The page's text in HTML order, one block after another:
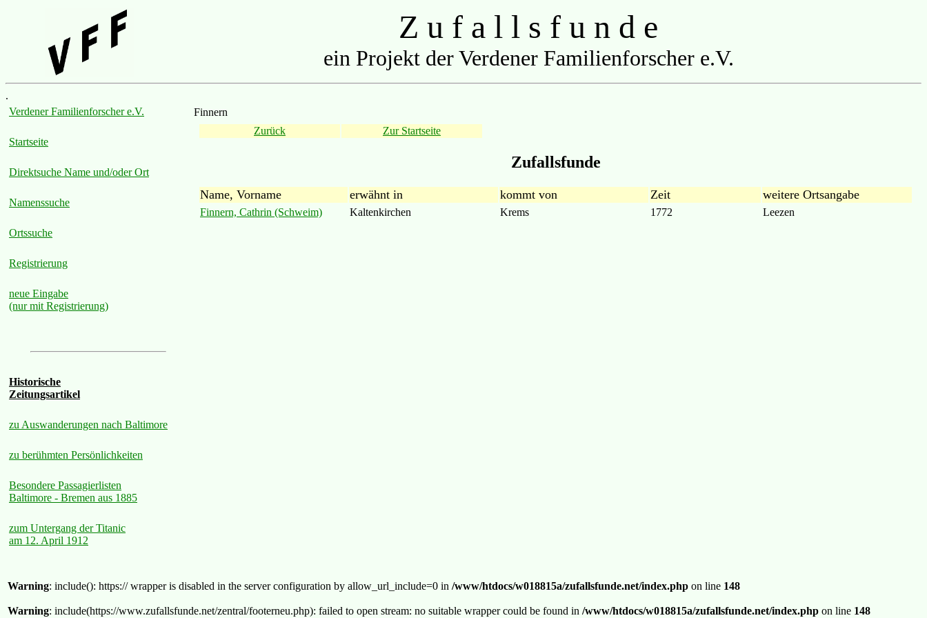
Z u f a l l s f u n d e
ein Projekt der Verdener Familienforscher e.V.
.
Verdener Familienforscher e.V.
Startseite
Direktsuche Name und/oder Ort
Namenssuche
Ortssuche
Registrierung
neue Eingabe
(nur mit Registrierung)
Historische
Zeitungsartikel
zu Auswanderungen nach Baltimore
zu berühmten Persönlichkeiten
Besondere Passagierlisten
Baltimore - Bremen aus 1885
zum Untergang der Titanic
am 12. April 1912
Finnern
Zurück
Zur Startseite
Zufallsfunde
Name, Vorname erwähnt in kommt von Zeit weitere Ortsangabe
Finnern, Cathrin (Schweim) Kaltenkirchen Krems 1772 Leezen
Warning: include(): https:// wrapper is disabled in the server configuration by allow_url_include=0 in /www/htdocs/w018815a/zufallsfunde.net/index.php on line 148
Warning: include(https://www.zufallsfunde.net/zentral/footerneu.php): failed to open stream: no suitable wrapper could be found in /www/htdocs/w018815a/zufallsfunde.net/index.php on line 148